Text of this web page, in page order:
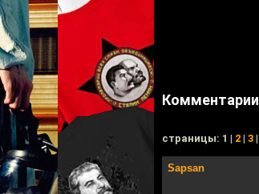
Комментарии
cтраницы: 1 | 2 | 3 |
Sapsan